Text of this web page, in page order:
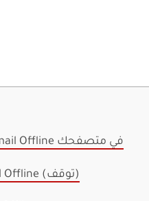
كيفية استخدام Gmail Offline في متصفحك
إعداد ملحق Gmail Offline (توقف)